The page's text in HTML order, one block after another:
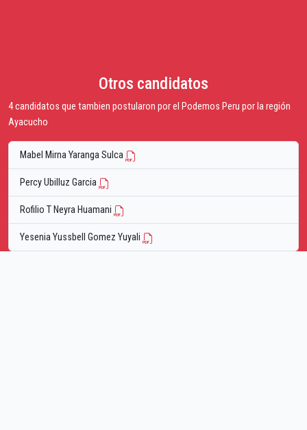
Otros candidatos
4 candidatos que tambien postularon por el Podemos Peru por la región
Ayacucho
Mabel Mirna Yaranga Sulca
Percy Ubilluz Garcia
Rofilio T Neyra Huamani
Yesenia Yussbell Gomez Yuyali